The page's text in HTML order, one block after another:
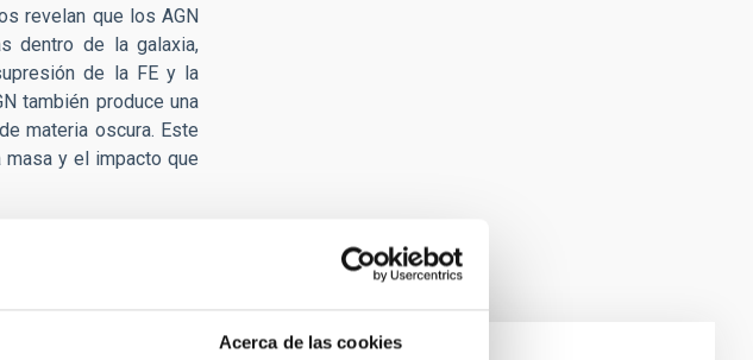
Acerca de las cookies
revelan que los AGN
dentro de la galaxia,
de la FE y la
también produce una
materia oscura. Este
y el impacto que